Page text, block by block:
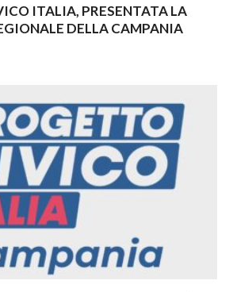
ITALIA, PRESENTATA LA
DELLA CAMPANIA